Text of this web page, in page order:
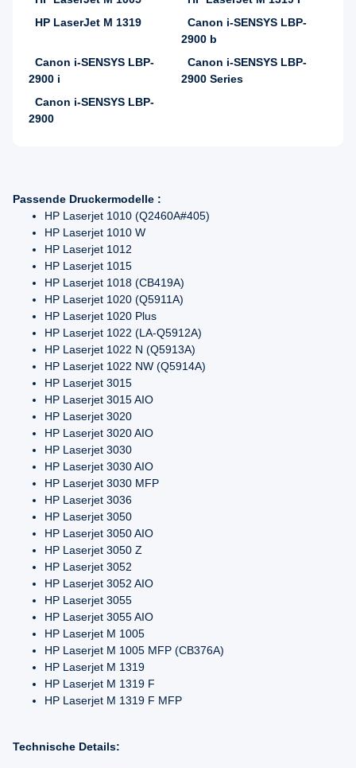
HP LaserJet M 1319
Canon i-SENSYS LBP-
2900 b
Canon i-SENSYS LBP-
2900 i
Canon i-SENSYS LBP-
2900 Series
Canon i-SENSYS LBP-
2900
Passende Druckermodelle :
HP Laserjet 1010 (Q2460A#405)
HP Laserjet 1010 W
HP Laserjet 1012
HP Laserjet 1015
HP Laserjet 1018 (CB419A)
HP Laserjet 1020 (Q5911A)
HP Laserjet 1020 Plus
HP Laserjet 1022 (LA-Q5912A)
HP Laserjet 1022 N (Q5913A)
HP Laserjet 1022 NW (Q5914A)
HP Laserjet 3015
HP Laserjet 3015 AIO
HP Laserjet 3020
HP Laserjet 3020 AIO
HP Laserjet 3030
HP Laserjet 3030 AIO
HP Laserjet 3030 MFP
HP Laserjet 3036
HP Laserjet 3050
HP Laserjet 3050 AIO
HP Laserjet 3050 Z
HP Laserjet 3052
HP Laserjet 3052 AIO
HP Laserjet 3055
HP Laserjet 3055 AIO
HP Laserjet M 1005
HP Laserjet M 1005 MFP (CB376A)
HP Laserjet M 1319
HP Laserjet M 1319 F
HP Laserjet M 1319 F MFP
Technische Details: